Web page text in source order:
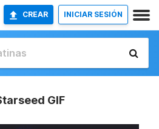
CREAR INICIAR SESIÓN
GIF